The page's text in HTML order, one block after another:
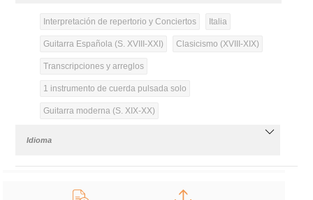
Interpretación de repertorio y Conciertos Italia
Guitarra Española (S. XVIII-XXI) Clasicismo (XVIII-XIX)
Transcripciones y arreglos
1 instrumento de cuerda pulsada solo
Guitarra moderna (S. XIX-XX)
Idioma